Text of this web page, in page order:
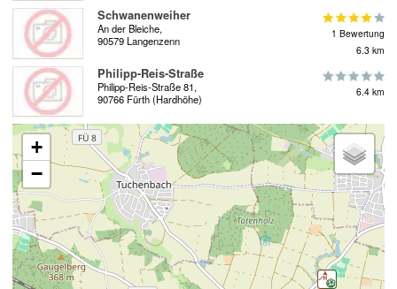
Schwanenweiher
An der Bleiche,
90579 Langenzenn
1 Bewertung
6.3 km
Philipp-Reis-Straße
Philipp-Reis-Straße 81,
90766 Fürth (Hardhöhe)
6.4 km
+
−